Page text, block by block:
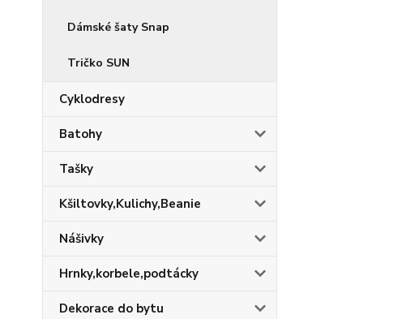
Dámské šaty Snap
Tričko SUN
Cyklodresy
Batohy
Tašky
Kšiltovky,Kulichy,Beanie
Nášivky
Hrnky,korbele,podtácky
Dekorace do bytu